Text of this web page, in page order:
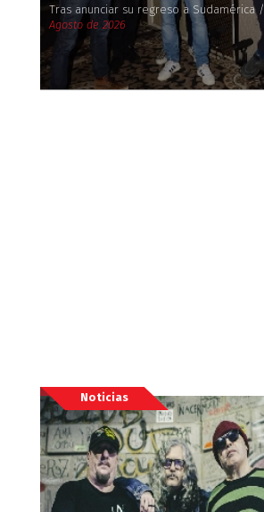
Tras anunciar su regreso a Sudamérica /
Agosto de 2026
Noticias